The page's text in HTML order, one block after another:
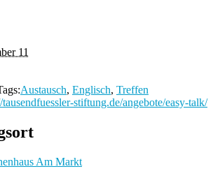
11
Austausch, Englisch, Treffen
tausendfuessler-stiftung.de/angebote/easy-talk/
Am Markt